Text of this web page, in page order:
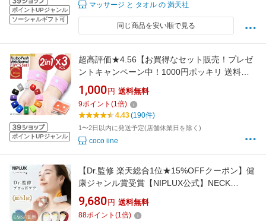
ポイントUPジャンル
ソーシャルギフト可
マッサージ と タオル の 満天社
同じ商品を安い順で見る
ポイントUPジャンル
超高評価★4.56【お買得なセット販売！プレゼ
ントキャンペーン中！1000円ポッキリ 送料無
料！ 】ツボ押しバンド 3組セット つぼ ツボ バ
ンド シーバンド ツボ押し ツボ ママ 妊婦 マタ
ニティ 船酔い 車酔い 乗り物酔い 天気痛 船 リ
ストバンド トラベル用品 水洗い 便利 旅行
1,000 円 送料無料
9ポイント (1倍)
4.43(190件)
1〜2日以内に発送予定(店舗休業日を除く)
coco iine
【Dr.監修 楽天総合1位★15%OFFクーポン】健
康ジャンル賞受賞【NIPLUX公式】NECK
RELAX ニップラックス ネックリラックス 健康
首 温熱EMS 実用的 プレゼント 2026 女性 男性
9,680 円 送料無料
88ポイント (1倍)